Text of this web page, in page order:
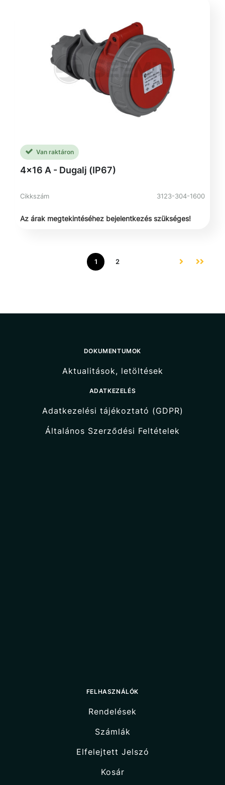
Van raktáron
4x16 A - Dugalj (IP67)
Cikkszám 3123-304-1600
Az árak megtekintéséhez bejelentkezés szükséges!
1 2
DOKUMENTUMOK
Aktualitások, letöltések
ADATKEZELÉS
Adatkezelési tájékoztató (GDPR)
Általános Szerződési Feltételek
FELHASZNÁLÓK
Rendelések
Számlák
Elfelejtett Jelszó
Kosár